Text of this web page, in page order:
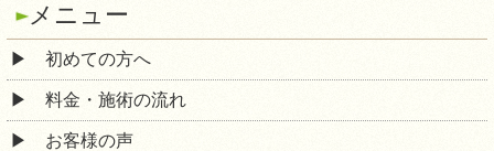
メニュー
初めての方へ
料金・施術の流れ
お客様の声